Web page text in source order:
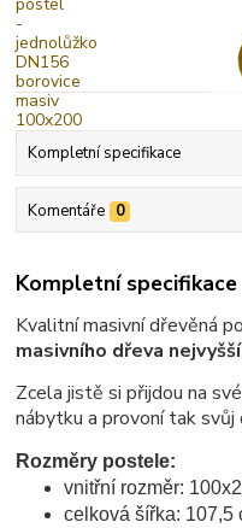
Kompletní specifikace
Komentáře 0
Kompletní specifikace
Kvalitní masivní dřevěná
masivního dřeva
Zcela jistě si přijdou na
nábytku a provoní tak
Rozměry postele:
vnitřní rozměr:
celková šířka: 107,5